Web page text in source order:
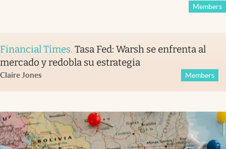
Members
Financial Times. Tasa Fed: Warsh se enfrenta al
mercado y redobla su estrategia
Claire Jones Members